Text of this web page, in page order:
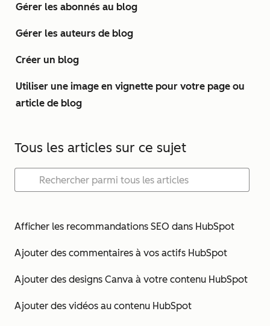
Gérer les abonnés au blog
Gérer les auteurs de blog
Créer un blog
Utiliser une image en vignette pour votre page ou
article de blog
Tous les articles sur ce sujet
Afficher les recommandations SEO dans HubSpot
Ajouter des commentaires à vos actifs HubSpot
Ajouter des designs Canva à votre contenu HubSpot
Ajouter des vidéos au contenu HubSpot